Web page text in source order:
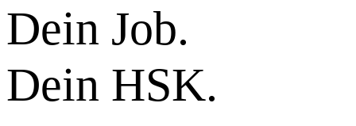
Dein Job.
Dein HSK.